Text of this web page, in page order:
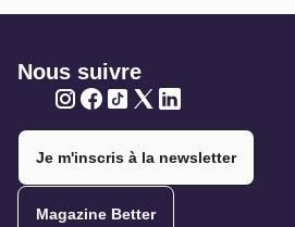
Nous suivre
Je m'inscris à la newsletter
Magazine Better